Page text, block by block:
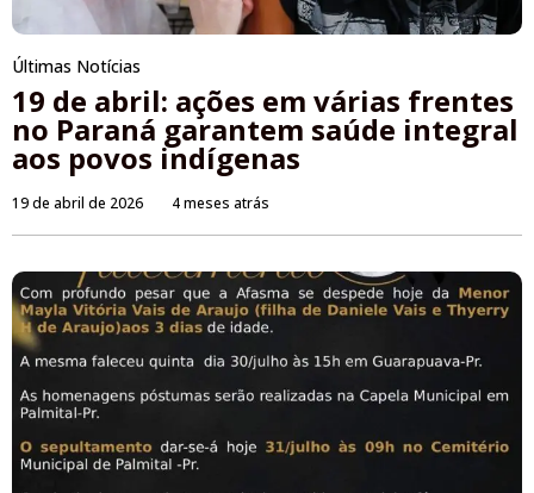
Últimas Notícias
19 de abril: ações em várias frentes
no Paraná garantem saúde integral
aos povos indígenas
19 de abril de 2026 4 meses atrás